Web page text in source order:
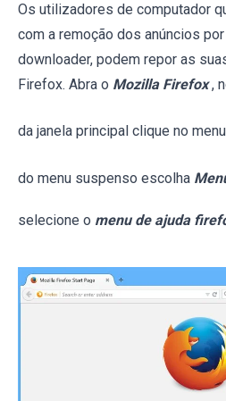
Os utilizadores de computador
com a remoção dos anúncios
downloader, podem repor as
Firefox. Abra o Mozilla Firefox ,
da janela principal clique no menu
do menu suspenso escolha
selecione o menu de ajuda